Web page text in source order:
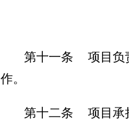
第十一条
项目负
作。
第十二条
项目承